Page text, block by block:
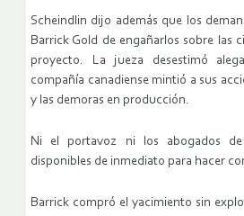
Scheindlin dijo además que los
Barrick Gold de engañarlos sobre las
proyecto. La jueza desestimó
compañía canadiense mintió a sus
y las demoras en producción.
Ni el portavoz ni los abogados
disponibles de inmediato para hacer
Barrick compró el yacimiento sin